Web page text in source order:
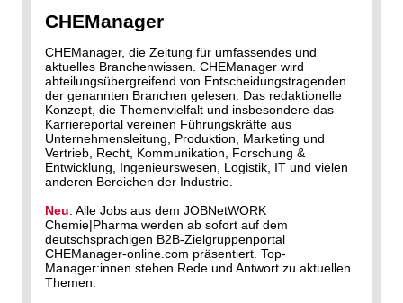
CHEManager
CHEManager, die Zeitung für umfassendes und
aktuelles Branchenwissen. CHEManager wird
abteilungsübergreifend von Entscheidungstragenden
der genannten Branchen gelesen. Das redaktionelle
Konzept, die Themenvielfalt und insbesondere das
Karriereportal vereinen Führungskräfte aus
Unternehmensleitung, Produktion, Marketing und
Vertrieb, Recht, Kommunikation, Forschung &
Entwicklung, Ingenieurswesen, Logistik, IT und vielen
anderen Bereichen der Industrie.
Neu: Alle Jobs aus dem JOBNetWORK
Chemie|Pharma werden ab sofort auf dem
deutschsprachigen B2B-Zielgruppenportal
CHEManager-online.com präsentiert. Top-
Manager:innen stehen Rede und Antwort zu aktuellen
Themen.